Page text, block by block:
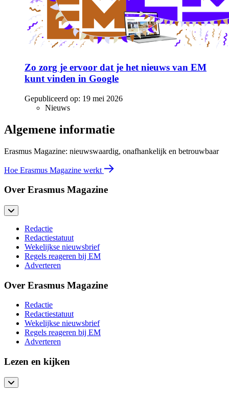
Zo zorg je ervoor dat je het nieuws van EM
kunt vinden in Google
Gepubliceerd op: 19 mei 2026
Nieuws
Algemene informatie
Erasmus Magazine: nieuwswaardig, onafhankelijk en betrouwbaar
Hoe Erasmus Magazine werkt
Over Erasmus Magazine
Redactie
Redactiestatuut
Wekelijkse nieuwsbrief
Regels reageren bij EM
Adverteren
Over Erasmus Magazine
Redactie
Redactiestatuut
Wekelijkse nieuwsbrief
Regels reageren bij EM
Adverteren
Lezen en kijken